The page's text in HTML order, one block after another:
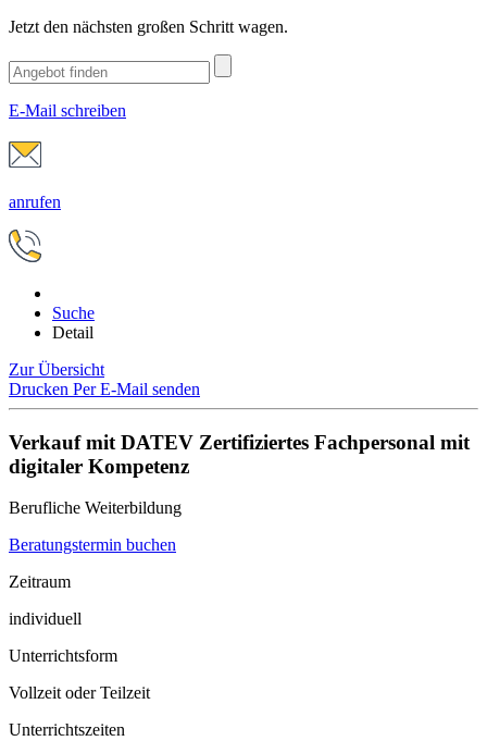
Jetzt den nächsten großen Schritt wagen.
E-Mail schreiben
anrufen
Suche
Detail
Zur Übersicht
Drucken Per E-Mail senden
Verkauf mit DATEV Zertifiziertes Fachpersonal mit
digitaler Kompetenz
Berufliche Weiterbildung
Beratungstermin buchen
Zeitraum
individuell
Unterrichtsform
Vollzeit oder Teilzeit
Unterrichtszeiten